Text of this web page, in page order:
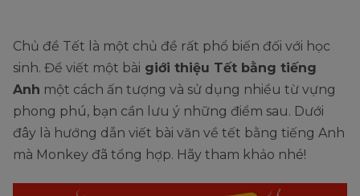
Chủ đề Tết là một chủ đề rất phổ biến đối với học
sinh. Để viết một bài giới thiệu Tết bằng tiếng
Anh một cách ấn tượng và sử dụng nhiều từ vựng
phong phú, bạn cần lưu ý những điểm sau. Dưới
đây là hướng dẫn viết bài văn về tết bằng tiếng Anh
mà Monkey đã tổng hợp. Hãy tham khảo nhé!